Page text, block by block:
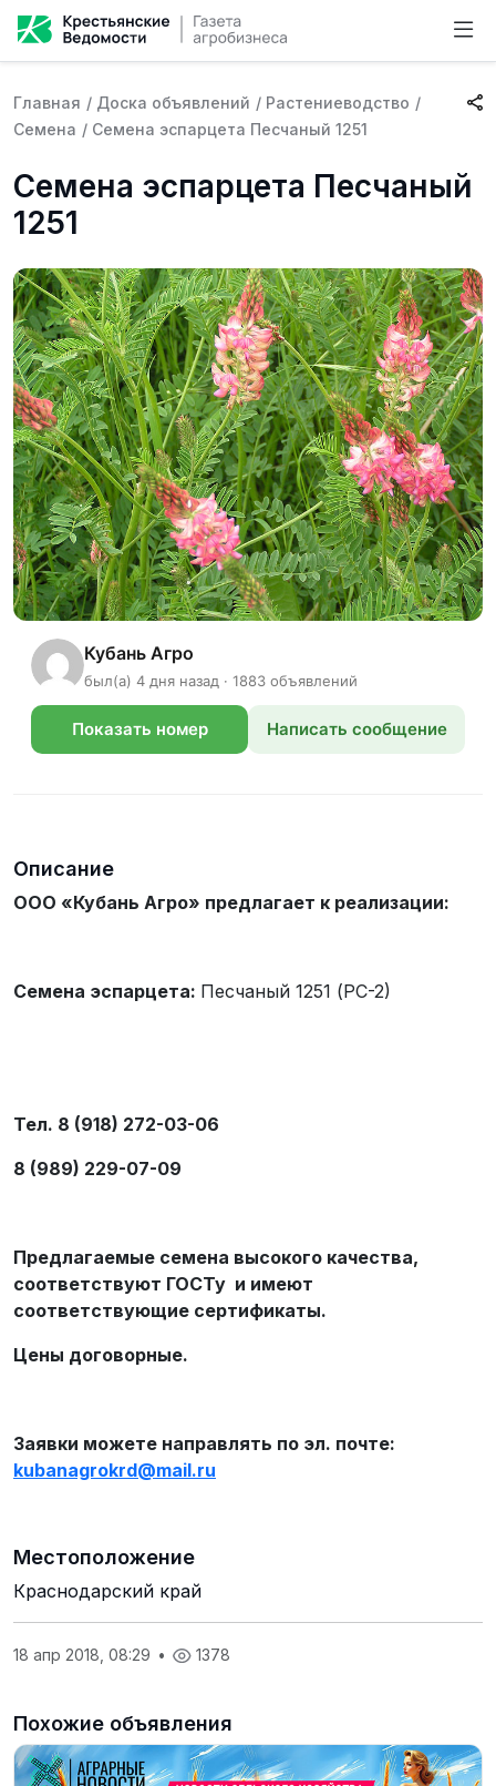
Главная / Доска объявлений / Растениеводство /
Семена / Семена эспарцета Песчаный 1251
Семена эспарцета Песчаный
1251
Кубань Агро
был(а) 4 дня назад · 1883 объявлений
Показать номер Написать сообщение
Описание
ООО «Кубань Агро» предлагает к реализации:
Семена эспарцета: Песчаный 1251 (РС-2)
Тел. 8 (918) 272-03-06
8 (989) 229-07-09
Предлагаемые семена высокого качества,
соответствуют ГОСТу и имеют
соответствующие сертификаты.
Цены договорные.
Заявки можете направлять по эл. почте:
kubanagrokrd@mail.ru
Местоположение
Краснодарский край
18 апр 2018, 08:29 • 1378
Похожие объявления